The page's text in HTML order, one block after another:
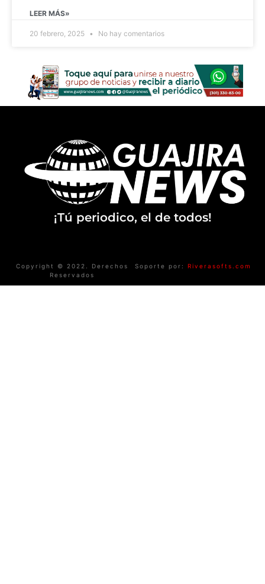
LEER MÁS»
20 febrero, 2025 No hay comentarios
¡Tú periodico, el de todos!
Copyright © 2022. Derechos
Reservados
Soporte por: Riverasofts.com